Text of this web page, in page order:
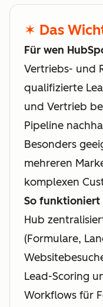
✶ Das
Für wen
Vertriebs- und
qualifizierte
und Vertrieb
Pipeline
Besonders
mehreren
komplexen
So funktioniert
Hub
(Formulare,
Lead-Scoring
Workflows für